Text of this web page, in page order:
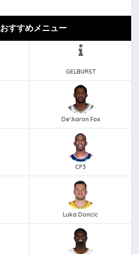
おすすめメニュー
GELBURST
De'Aaron Fox
CP3
Luka Doncic